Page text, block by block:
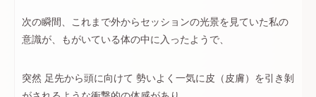
次の瞬間、これまで外からセッションの光景を見ていた私の
意識が、もがいている体の中に入ったようで、
突然 足先から頭に向けて 勢いよく一気に皮（皮膚）を引き剝